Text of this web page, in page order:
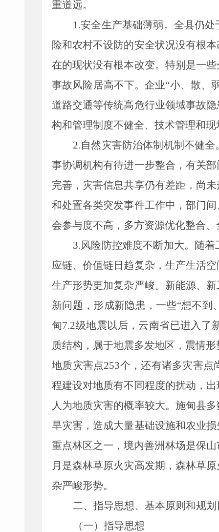
重道远。
1.安全生产基础薄弱。 全县仍处
险和农村不设防的安全状况没有根
在的现状没有根本改变。特别是一
事故风险居高不下。企业“小、散、
道路交通等传统高危行业领域事故
构和管理制度不健全、技术管理和
2.自然灾害防治体制机制不健全
事协调机构有待进一步整合， 有关部
完善，灾害信息共享仍有差距，尚
和处置各类突发事件工作中，部门
会参与度不高，多方资源优化整合
3.风险防控难度不断加大。随
应链、价值链日趋复杂，生产生活
生产形势更加复杂严峻。新能源、
新问题，形成新隐患，一些“想不到
甸7.2级地震以后，云南省已进入了
质结构，属于地震多发地区，震情
地质灾害点253个，还有诸多灾害点
程建设对地质有不同程度的扰动，
人为地质灾害的概率较大。 施甸县
旱灾害，造成大量基础设施和农业
重点林区之一，境内善洲林场是保
月是森林草原火灾高发期，森林草
杂严峻形势。
二、指导思想、基本原则和规划
（一）指导思想